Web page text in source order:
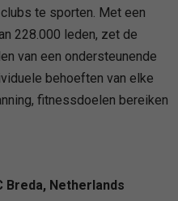
te sporten. Met een
228.000 leden, zet de
van een ondersteunende
behoeften van elke
fitnessdoelen bereiken
Breda, Netherlands